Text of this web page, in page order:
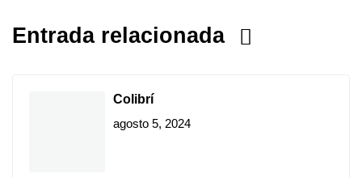
Entrada relacionada
Colibrí
agosto 5, 2024